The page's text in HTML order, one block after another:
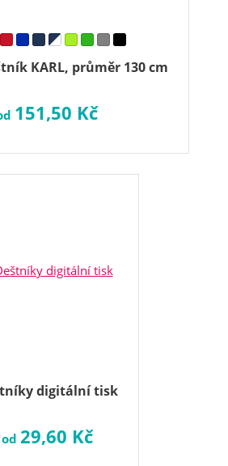
KARL, průměr 130 cm
151,50 Kč
digitální tisk
od 29,60 Kč